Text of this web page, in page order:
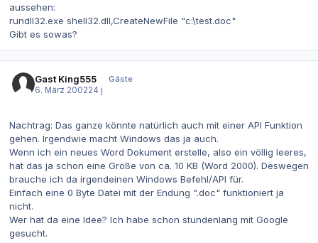
aussehen:
rundll32.exe shell32.dll,CreateNewFile "c:\test.doc"
Gibt es sowas?
Gast King555
Gäste
6. März 200224 j
Nachtrag: Das ganze könnte natürlich auch mit einer API Funktion
gehen. Irgendwie macht Windows das ja auch.
Wenn ich ein neues Word Dokument erstelle, also ein völlig leeres,
hat das ja schon eine Größe von ca. 10 KB (Word 2000). Deswegen
brauche ich da irgendeinen Windows Befehl/API für.
Einfach eine 0 Byte Datei mit der Endung ".doc" funktioniert ja
nicht.
Wer hat da eine Idee? Ich habe schon stundenlang mit Google
gesucht.